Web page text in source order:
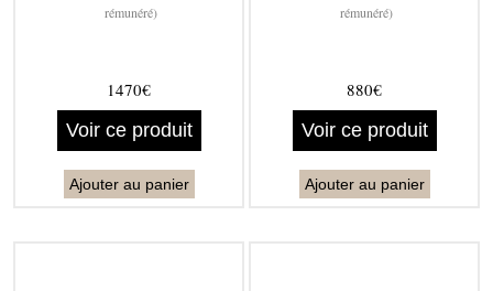
rémunéré)
1470€
Voir ce produit
Ajouter au panier
rémunéré)
880€
Voir ce produit
Ajouter au panier